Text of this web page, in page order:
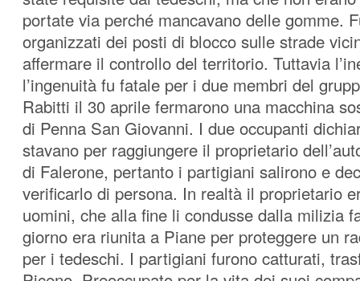
portate via perché mancavano delle gomme.
organizzati dei posti di blocco sulle strade
affermare il controllo del territorio. Tuttavia
l’ingenuità fu fatale per i due membri del
Rabitti il 30 aprile fermarono una macchina
di Penna San Giovanni. I due occupanti
stavano per raggiungere il proprietario
di Falerone, pertanto i partigiani salirono e
verificarlo di persona. In realtà il proprietario
uomini, che alla fine li condusse dalla milizia
giorno era riunita a Piane per proteggere un
per i tedeschi. I partigiani furono catturati,